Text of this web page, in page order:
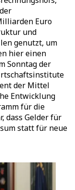
Euro
und
genutzt, um
hier einen
Sonntag der
der Mittel
Entwicklung
für die
dass Gelder für
statt für neue